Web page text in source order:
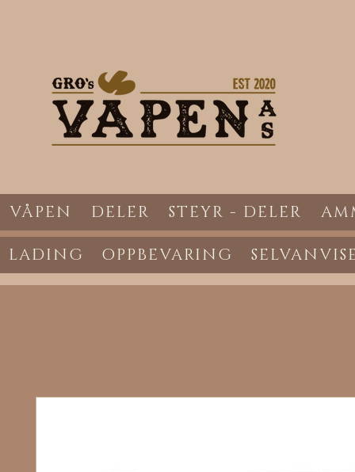
VÅPEN DELER STEYR - DELER
LADING OPPBEVARING